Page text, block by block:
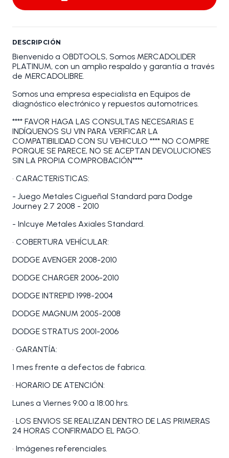
DESCRIPCIÓN
Bienvenido a OBDTOOLS, Somos MERCADOLIDER
PLATINUM, con un amplio respaldo y garantía a través
de MERCADOLIBRE.
Somos una empresa especialista en Equipos de
diagnóstico electrónico y repuestos automotrices.
**** FAVOR HAGA LAS CONSULTAS NECESARIAS E
INDÍQUENOS SU VIN PARA VERIFICAR LA
COMPATIBILIDAD CON SU VEHICULO **** NO COMPRE
PORQUE SE PARECE, NO SE ACEPTAN DEVOLUCIONES
SIN LA PROPIA COMPROBACIÓN****
• CARACTERíSTICAS:
- Juego Metales Cigueñal Standard para Dodge
Journey 2.7 2008 - 2010
- Inlcuye Metales Axiales Standard.
• COBERTURA VEHÍCULAR:
DODGE AVENGER 2008-2010
DODGE CHARGER 2006-2010
DODGE INTREPID 1998-2004
DODGE MAGNUM 2005-2008
DODGE STRATUS 2001-2006
• GARANTÍA:
1 mes frente a defectos de fabrica.
• HORARIO DE ATENCIÓN:
Lunes a Viernes 9:00 a 18:00 hrs.
• LOS ENVIOS SE REALIZAN DENTRO DE LAS PRIMERAS
24 HORAS CONFIRMADO EL PAGO.
• Imágenes referenciales.